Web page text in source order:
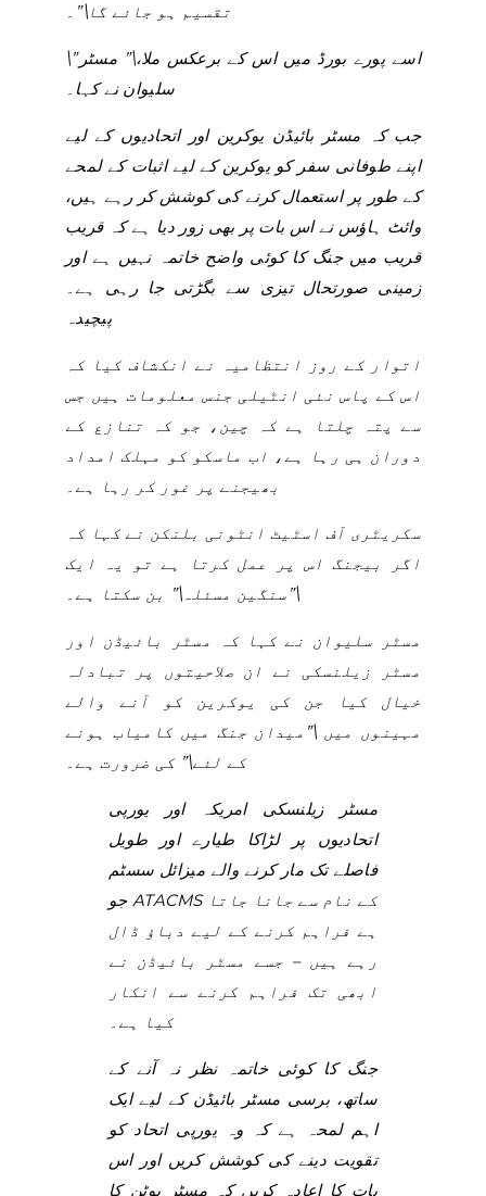
تقسیم ہو جائے گا\”۔
\”اسے پورے بورڈ میں اس کے برعکس ملا،\” مسٹر
سلیوان نے کہا۔
جب کہ مسٹر بائیڈن یوکرین اور اتحادیوں کے لیے
اپنے طوفانی سفر کو یوکرین کے لیے اثبات کے لمحے
کے طور پر استعمال کرنے کی کوشش کر رہے ہیں،
وائٹ ہاؤس نے اس بات پر بھی زور دیا ہے کہ قریب
قریب میں جنگ کا کوئی واضح خاتمہ نہیں ہے اور
زمینی صورتحال تیزی سے بگڑتی جا رہی ہے۔
پیچیدہ
اتوار کے روز انتظامیہ نے انکشاف کیا کہ
اس کے پاس نئی انٹیلی جنس معلومات ہیں جس
سے پتہ چلتا ہے کہ چین، جو کہ تنازع کے
دوران ہی رہا ہے، اب ماسکو کو مہلک امداد
بھیجنے پر غور کر رہا ہے۔
سکریٹری آف اسٹیٹ انٹونی بلنکن نے کہا کہ
اگر بیجنگ اس پر عمل کرتا ہے تو یہ ایک
\”سنگین مسئلہ\” بن سکتا ہے۔
مسٹر سلیوان نے کہا کہ مسٹر بائیڈن اور
مسٹر زیلنسکی نے ان صلاحیتوں پر تبادلہ
خیال کیا جن کی یوکرین کو آنے والے
مہینوں میں \”میدان جنگ میں کامیاب ہونے
کے لئے\” کی ضرورت ہے۔
مسٹر زیلنسکی امریکہ اور یورپی
اتحادیوں پر لڑاکا طیارے اور طویل
فاصلے تک مار کرنے والے میزائل سسٹم
جو ATACMS کے نام سے جانا جاتا
ہے فراہم کرنے کے لیے دباؤ ڈال
رہے ہیں – جسے مسٹر بائیڈن نے
ابھی تک فراہم کرنے سے انکار
کیا ہے۔
جنگ کا کوئی خاتمہ نظر نہ آنے کے
ساتھ، برسی مسٹر بائیڈن کے لیے ایک
اہم لمحہ ہے کہ وہ یورپی اتحاد کو
تقویت دینے کی کوشش کریں اور اس
بات کا اعادہ کریں کہ مسٹر پوٹن کا